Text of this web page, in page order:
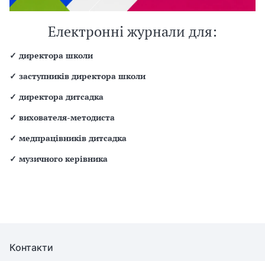
Електронні журнали для:
✓ директора школи
✓ заступників директора школи
✓ директора дитсадка
✓ вихователя-методиста
✓ медпрацівників дитсадка
✓ музичного керівника
Контакти